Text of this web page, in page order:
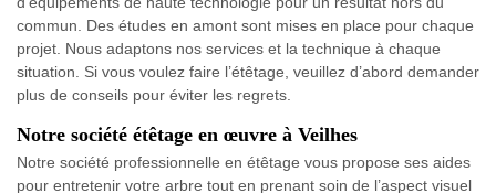
commun. Des études en amont sont mises en place pour chaque
projet. Nous adaptons nos services et la technique à chaque
situation. Si vous voulez faire l’étêtage, veuillez d’abord demander
plus de conseils pour éviter les regrets.
Notre société étêtage en œuvre à Veilhes
Notre société professionnelle en étêtage vous propose ses aides
pour entretenir votre arbre tout en prenant soin de l’aspect visuel